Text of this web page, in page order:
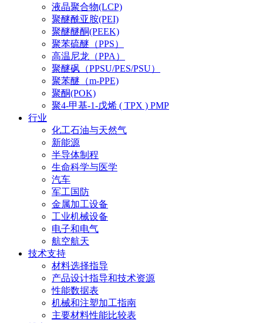
液晶聚合物(LCP)
聚醚酰亚胺(PEI)
聚醚醚酮(PEEK)
聚苯硫醚（PPS）
高温尼龙（PPA）
聚醚砜（PPSU/PES/PSU）
聚苯醚（m-PPE)
聚酮(POK)
聚4-甲基-1-戊烯 ( TPX ) PMP
行业
化工石油与天然气
新能源
半导体制程
生命科学与医学
汽车
军工国防
金属加工设备
工业机械设备
电子和电气
航空航天
技术支持
材料选择指导
产品设计指导和技术资源
性能数据表
机械和注塑加工指南
主要材料性能比较表